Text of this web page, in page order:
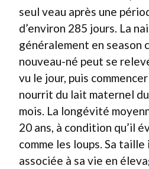
seul veau après une
d’environ 285 jours. La
généralement en season
nouveau-né peut se
vu le jour, puis
nourrit du lait maternel
mois. La longévité
20 ans, à condition qu’il
comme les loups. Sa taille
associée à sa vie en